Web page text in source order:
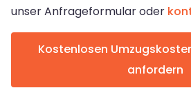
unser Anfrageformular oder
Kostenlosen
anfordern